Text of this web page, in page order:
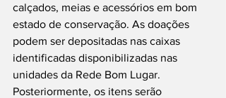
calçados, meias e acessórios em bom
estado de conservação. As doações
podem ser depositadas nas caixas
identificadas disponibilizadas nas
unidades da Rede Bom Lugar.
Posteriormente, os itens serão